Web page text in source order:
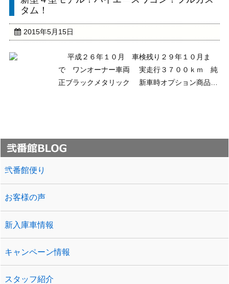
タム！
2015年5月15日
平成２６年１０月 車検残り２９年１０月ま
で ワンオーナー車両 実走行３７００ｋｍ 純
正ブラックメタリック 新車時オプション商品
弐番館便り
お客様の声
新入庫車情報
キャンペーン情報
スタッフ紹介